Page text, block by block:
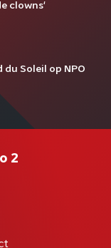
clowns'
Soleil op NPO
2